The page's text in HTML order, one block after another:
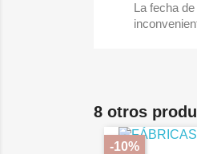
La fecha
8 otros
-10%